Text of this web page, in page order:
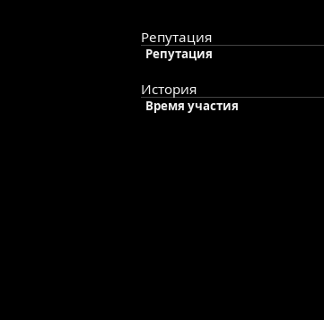
Репутация
Репутация
История
Время участия